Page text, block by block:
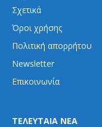
Σχετικά
Όροι χρήσης
Πολιτική απορρήτου
Newsletter
Επικοινωνία
ΤΕΛΕΥΤΑΙΑ ΝΕΑ